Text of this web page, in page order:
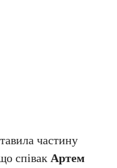
частину
співакАртем